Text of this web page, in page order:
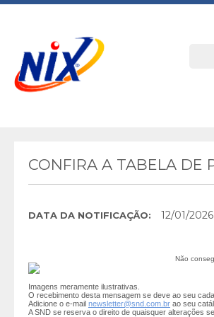
CONFIRA A TABELA DE
DATA DA NOTIFICAÇÃO: 12/01/
Não
Imagens meramente ilustrativas.
O recebimento desta mensagem se deve ao seu
Adicione o e-mail newsletter@snd.com.br ao seu
A SND se reserva o direito de quaisquer alterações